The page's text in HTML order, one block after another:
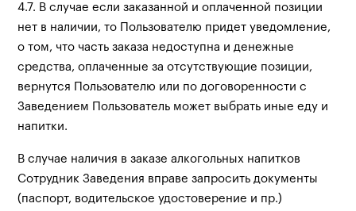
4.7. В случае если заказанной и оплаченной позиции
нет в наличии, то Пользователю придет уведомление,
о том, что часть заказа недоступна и денежные
средства, оплаченные за отсутствующие позиции,
вернутся Пользователю или по договоренности с
Заведением Пользователь может выбрать иные еду и
напитки.
В случае наличия в заказе алкогольных напитков
Сотрудник Заведения вправе запросить документы
(паспорт, водительское удостоверение и пр.)